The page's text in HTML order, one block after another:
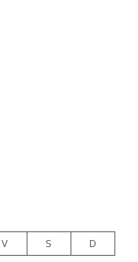
V S
D